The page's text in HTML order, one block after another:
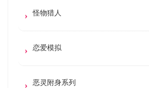
怪物猎人
恋爱模拟
恶灵附身系列